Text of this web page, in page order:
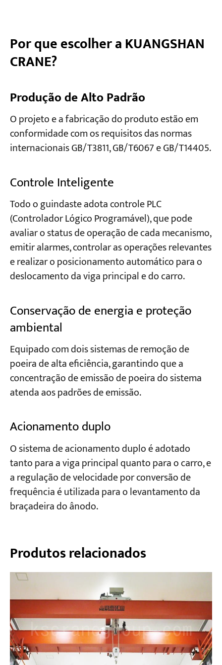
Por que escolher a KUANGSHAN
CRANE?
Produção de Alto Padrão
O projeto e a fabricação do produto estão em
conformidade com os requisitos das normas
internacionais GB/T3811, GB/T6067 e GB/T14405.
Controle Inteligente
Todo o guindaste adota controle PLC
(Controlador Lógico Programável), que pode
avaliar o status de operação de cada mecanismo,
emitir alarmes, controlar as operações relevantes
e realizar o posicionamento automático para o
deslocamento da viga principal e do carro.
Conservação de energia e proteção
ambiental
Equipado com dois sistemas de remoção de
poeira de alta eficiência, garantindo que a
concentração de emissão de poeira do sistema
atenda aos padrões de emissão.
Acionamento duplo
O sistema de acionamento duplo é adotado
tanto para a viga principal quanto para o carro, e
a regulação de velocidade por conversão de
frequência é utilizada para o levantamento da
braçadeira do ânodo.
Produtos relacionados